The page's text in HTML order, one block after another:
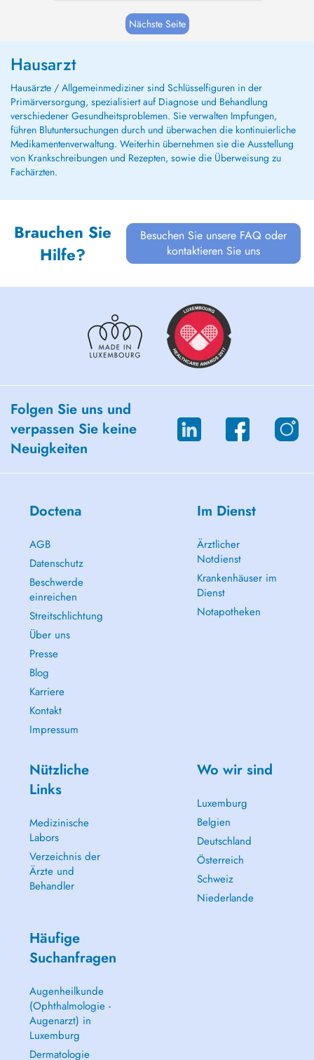
appointment. If there is no availability on
Doctena you might try to call the secretar...
Nächste Seite
Hausarzt
Hausärzte / Allgemeinmediziner sind Schlüsselfiguren in der
Primärversorgung, spezialisiert auf Diagnose und Behandlung
verschiedener Gesundheitsproblemen. Sie verwalten Impfungen,
führen Blutuntersuchungen durch und überwachen die kontinuierliche
Medikamentenverwaltung. Weiterhin übernehmen sie die Ausstellung
von Krankschreibungen und Rezepten, sowie die Überweisung zu
Fachärzten.
Brauchen Sie
Hilfe?
Besuchen Sie unsere FAQ oder
kontaktieren Sie uns
Folgen Sie uns und
verpassen Sie keine
Neuigkeiten
Doctena
AGB
Datenschutz
Beschwerde
einreichen
Streitschlichtung
Über uns
Presse
Blog
Karriere
Kontakt
Impressum
Im Dienst
Ärztlicher
Notdienst
Krankenhäuser im
Dienst
Notapotheken
Nützliche
Links
Medizinische
Labors
Verzeichnis der
Ärzte und
Behandler
Wo wir sind
Luxemburg
Belgien
Deutschland
Österreich
Schweiz
Niederlande
Häufige
Suchanfragen
Augenheilkunde
(Ophthalmologie -
Augenarzt) in
Luxemburg
Dermatologie